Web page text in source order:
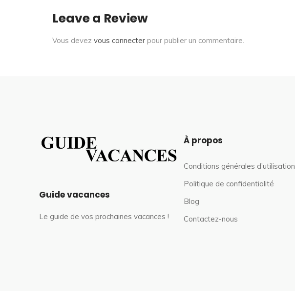
Leave a Review
Vous devez vous connecter pour publier un commentaire.
Guide vacances
Le guide de vos prochaines vacances !
À propos
Conditions générales d’utilisation
Politique de confidentialité
Blog
Contactez-nous